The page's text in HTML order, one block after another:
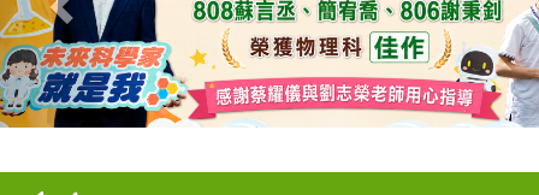
115學年度新生訓練注